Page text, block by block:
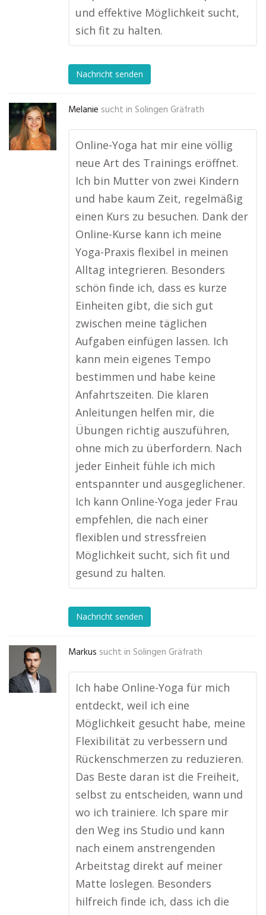
und effektive Möglichkeit sucht,
sich fit zu halten.
Nachricht senden
Melanie sucht in Solingen Gräfrath
Online-Yoga hat mir eine völlig
neue Art des Trainings eröffnet.
Ich bin Mutter von zwei Kindern
und habe kaum Zeit, regelmäßig
einen Kurs zu besuchen. Dank der
Online-Kurse kann ich meine
Yoga-Praxis flexibel in meinen
Alltag integrieren. Besonders
schön finde ich, dass es kurze
Einheiten gibt, die sich gut
zwischen meine täglichen
Aufgaben einfügen lassen. Ich
kann mein eigenes Tempo
bestimmen und habe keine
Anfahrtszeiten. Die klaren
Anleitungen helfen mir, die
Übungen richtig auszuführen,
ohne mich zu überfordern. Nach
jeder Einheit fühle ich mich
entspannter und ausgeglichener.
Ich kann Online-Yoga jeder Frau
empfehlen, die nach einer
flexiblen und stressfreien
Möglichkeit sucht, sich fit und
gesund zu halten.
Nachricht senden
Markus sucht in Solingen Gräfrath
Ich habe Online-Yoga für mich
entdeckt, weil ich eine
Möglichkeit gesucht habe, meine
Flexibilität zu verbessern und
Rückenschmerzen zu reduzieren.
Das Beste daran ist die Freiheit,
selbst zu entscheiden, wann und
wo ich trainiere. Ich spare mir
den Weg ins Studio und kann
nach einem anstrengenden
Arbeitstag direkt auf meiner
Matte loslegen. Besonders
hilfreich finde ich, dass ich die